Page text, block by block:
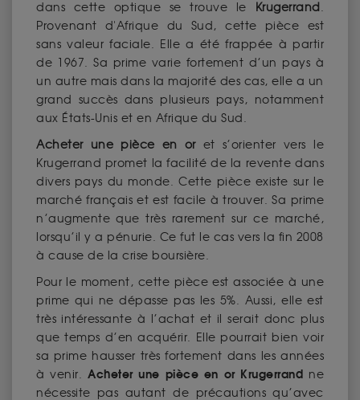
dans cette optique se trouve le Krugerrand .
Provenant d'Afrique du Sud, cette pièce est
sans valeur faciale. Elle a été frappée à partir
de 1967. Sa prime varie fortement d’un pays à
un autre mais dans la majorité des cas, elle a un
grand succès dans plusieurs pays, notamment
aux États-Unis et en Afrique du Sud.
Acheter une pièce en oret s’orienter vers le
Krugerrand promet la facilité de la revente dans
divers pays du monde. Cette pièce existe sur le
marché français et est facile à trouver. Sa prime
n’augmente que très rarement sur ce marché,
lorsqu’il y a pénurie. Ce fut le cas vers la fin 2008
à cause de la crise boursière.
Pour le moment, cette pièce est associée à une
prime qui ne dépasse pas les 5%. Aussi, elle est
très intéressante à l’achat et il serait donc plus
que temps d’en acquérir. Elle pourrait bien voir
sa prime hausser très fortement dans les années
à venir. Acheter une pièce en or Krugerrand ne
nécessite pas autant de précautions qu’avec